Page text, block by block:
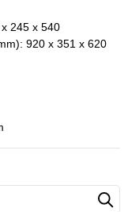
x 245 x 540
920 x 351 x 620